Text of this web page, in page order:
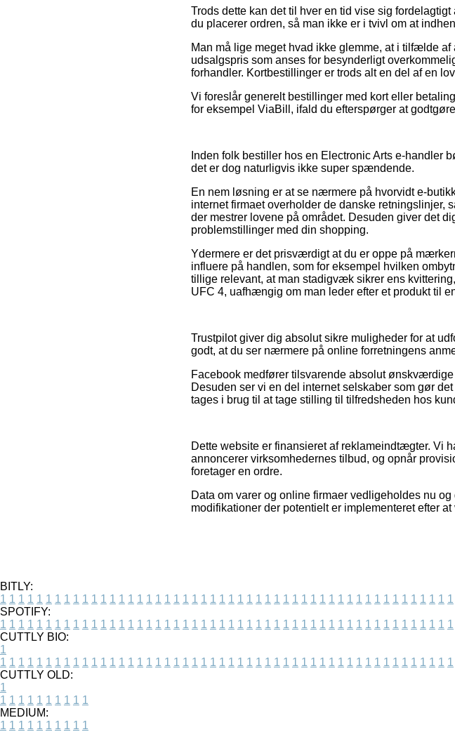
Trods dette kan det til hver en tid vise sig
du placerer ordren, så man ikke er i tvivl om at
Man må lige meget hvad ikke glemme, at i tilfælde
udsalgspris som anses for besynderligt
forhandler. Kortbestillinger er trods alt en del af en
Vi foreslår generelt bestillinger med kort eller
for eksempel ViaBill, ifald du efterspørger at
Inden folk bestiller hos en Electronic Arts e-handler
det er dog naturligvis ikke super spændende.
En nem løsning er at se nærmere på hvorvidt e-
internet firmaet overholder de danske retningslinjer,
der mestrer lovene på området. Desuden giver det
problemstillinger med din shopping.
Ydermere er det prisværdigt at du er oppe på
influere på handlen, som for eksempel hvilken
tillige relevant, at man stadigvæk sikrer ens
UFC 4, uafhængig om man leder efter et produkt til
Trustpilot giver dig absolut sikre muligheder for at
godt, at du ser nærmere på online forretningens
Facebook medfører tilsvarende absolut
Desuden ser vi en del internet selskaber som gør
tages i brug til at tage stilling til tilfredsheden hos
Dette website er finansieret af reklameindtægter. Vi
annoncerer virksomhedernes tilbud, og opnår
foretager en ordre.
Data om varer og online firmaer vedligeholdes nu
modifikationer der potentielt er implementeret efter
BITLY:
1 1 1 1 1 1 1 1 1 1 1 1 1 1 1 1 1 1 1 1 1 1 1 1 1 1 1 1 1 1 1 1 1 1 1 1 1 1 1 1 1 1 1 1 1 1 1 1 1 1
SPOTIFY:
1 1 1 1 1 1 1 1 1 1 1 1 1 1 1 1 1 1 1 1 1 1 1 1 1 1 1 1 1 1 1 1 1 1 1 1 1 1 1 1 1 1 1 1 1 1 1 1 1 1
CUTTLY BIO:
1
1 1 1 1 1 1 1 1 1 1 1 1 1 1 1 1 1 1 1 1 1 1 1 1 1 1 1 1 1 1 1 1 1 1 1 1 1 1 1 1 1 1 1 1 1 1 1 1 1 1
CUTTLY OLD:
1
1 1 1 1 1 1 1 1 1 1
MEDIUM:
1 1 1 1 1 1 1 1 1 1